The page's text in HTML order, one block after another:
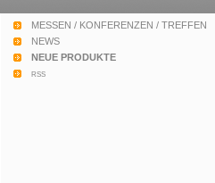
MESSEN / KONFERENZEN / TREFFEN
NEWS
NEUE PRODUKTE
rss